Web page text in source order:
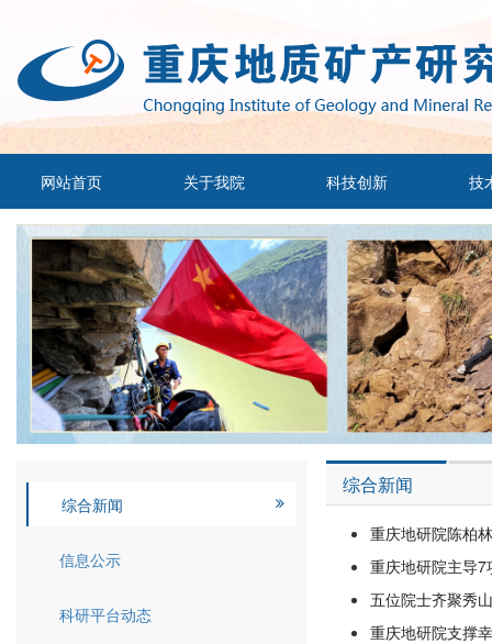
网站首页 关于我院 科技创新 技
综合新闻
信息公示
科研平台动态
综合新闻
重庆地研院陈柏
重庆地研院主导
五位院士齐聚秀
重庆地研院支撑